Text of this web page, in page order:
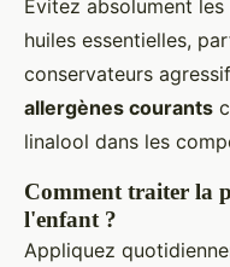
Évitez absolument
huiles essentielles,
conservateurs
allergènes courants
linalool dans les
Comment traiter la
l'enfant ?
Appliquez